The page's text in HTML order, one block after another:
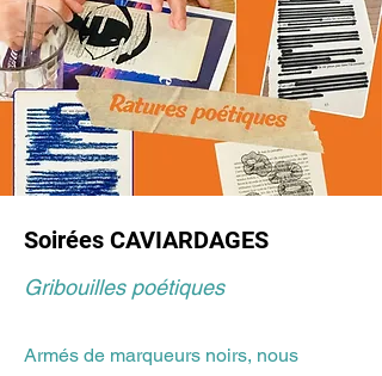
Soirées CAVIARDAGES
Gribouilles poétiques
Armés de marqueurs noirs, nous